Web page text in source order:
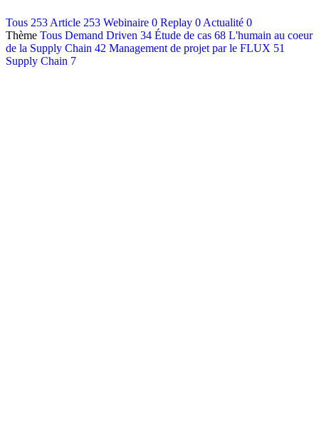
Français
English
Tous 253 Article 253 Webinaire 0 Replay 0 Actualité 0
Thème Tous Demand Driven 34 Étude de cas 68 L'humain au coeur
de la Supply Chain 42 Management de projet par le FLUX 51
Supply Chain 7